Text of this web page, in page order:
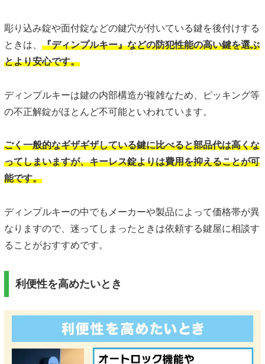
彫り込み錠や面付錠などの鍵穴が付いている鍵を後付けする
ときは、 『ディンプルキー』などの防犯性能の高い鍵を選ぶ
とより安心です。
ディンプルキーは鍵の内部構造が複雑なため、ピッキング等
の不正解錠がほとんど不可能といわれています。
ごく一般的なギザギザしている鍵に比べると部品代は高くな
ってしまいますが、キーレス錠よりは費用を抑えることが可
能です。
ディンプルキーの中でもメーカーや製品によって価格帯が異
なりますので、迷ってしまったときは依頼する鍵屋に相談す
ることがおすすめです。
利便性を高めたいとき